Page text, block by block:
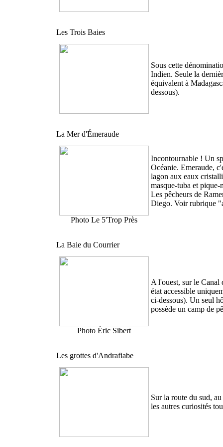
Les Trois Baies
Sous cette
Indien. Seule la
équivalent à
dessous).
La Mer d'Émeraude
Photo Le 5'Trop Près
Incontournable ! Un
Océanie. Emeraude,
lagon aux eaux
masque-tuba et
Les pêcheurs de
Diego. Voir rubrique
La Baie du Courrier
Photo Éric Sibert
A l'ouest, sur le Canal
état accessible
ci-dessous). Un seul
possède un camp de
Les grottes d'Andrafiabe
Sur la route du sud,
les autres curiosités